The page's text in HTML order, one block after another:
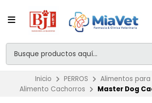
Inicio PERROS
Alimentos para
Alimento Cachorros
Master Dog